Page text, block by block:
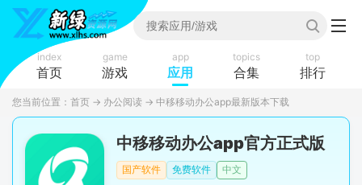
index
首页
game
游戏
app
应用
topics
合集
top
排行
您当前位置： 首页 → 办公阅读 → 中移移动办公app最新版本下载
中移移动办公app官方正式版
国产软件 免费软件
中文